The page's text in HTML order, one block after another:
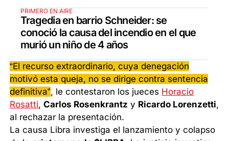
PRIMERO EN AIRE
Tragedia en barrio Schneider: se
conoció la causa del incendio en el que
murió un niño de 4 años
“El recurso extraordinario, cuya denegación
motivó esta queja, no se dirige contra sentencia
definitiva”, le contestaron los jueces Horacio
Rosatti,Carlos Rosenkrantz y Ricardo Lorenzetti,
al rechazar la presentación.
La causa Libra investiga el lanzamiento y colapso